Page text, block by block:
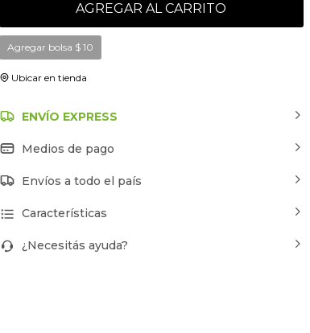
AGREGAR AL CARRITO
Agregar bolsa $ 10
Ubicar en tienda
ENVÍO EXPRESS
Medios de pago
Envíos a todo el país
Características
¿Necesitás ayuda?